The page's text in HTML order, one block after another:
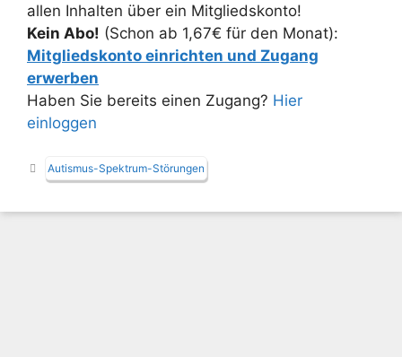
allen Inhalten über ein Mitgliedskonto!
Kein Abo! (Schon ab 1,67€ für den Monat):
Mitgliedskonto einrichten und Zugang
erwerben
Haben Sie bereits einen Zugang? Hier
einloggen
Schlagwörter
Autismus-Spektrum-Störungen